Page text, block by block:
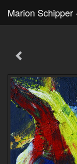
Marion Schipper